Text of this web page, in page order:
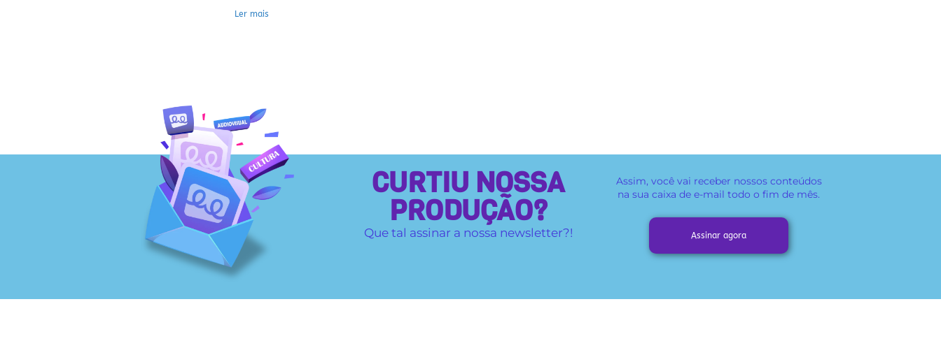
Ler mais
CURTIU NOSSA
PRODUÇÃO?
Que tal assinar a nossa newsletter?!
Assim, você vai receber nossos conteúdos
na sua caixa de e-mail todo o fim de mês.
Assinar agora